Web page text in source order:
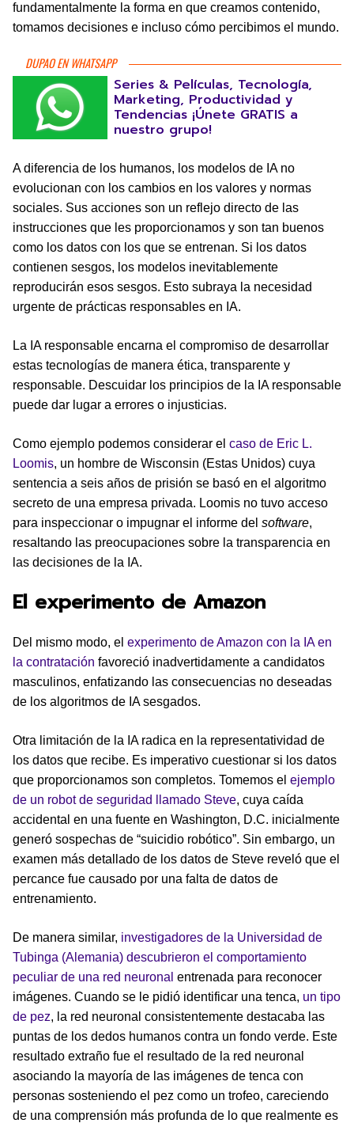
fundamentalmente la forma en que creamos contenido,
tomamos decisiones e incluso cómo percibimos el mundo.
DUPAO EN WHATSAPP
Series & Películas, Tecnología,
Marketing, Productividad y
Tendencias ¡Únete GRATIS a
nuestro grupo!
A diferencia de los humanos, los modelos de IA no
evolucionan con los cambios en los valores y normas
sociales. Sus acciones son un reflejo directo de las
instrucciones que les proporcionamos y son tan buenos
como los datos con los que se entrenan. Si los datos
contienen sesgos, los modelos inevitablemente
reproducirán esos sesgos. Esto subraya la necesidad
urgente de prácticas responsables en IA.
La IA responsable encarna el compromiso de desarrollar
estas tecnologías de manera ética, transparente y
responsable. Descuidar los principios de la IA responsable
puede dar lugar a errores o injusticias.
Como ejemplo podemos considerar el caso de Eric L.
Loomis, un hombre de Wisconsin (Estas Unidos) cuya
sentencia a seis años de prisión se basó en el algoritmo
secreto de una empresa privada. Loomis no tuvo acceso
para inspeccionar o impugnar el informe del software,
resaltando las preocupaciones sobre la transparencia en
las decisiones de la IA.
El experimento de Amazon
Del mismo modo, el experimento de Amazon con la IA en
la contratación favoreció inadvertidamente a candidatos
masculinos, enfatizando las consecuencias no deseadas
de los algoritmos de IA sesgados.
Otra limitación de la IA radica en la representatividad de
los datos que recibe. Es imperativo cuestionar si los datos
que proporcionamos son completos. Tomemos el ejemplo
de un robot de seguridad llamado Steve, cuya caída
accidental en una fuente en Washington, D.C. inicialmente
generó sospechas de “suicidio robótico”. Sin embargo, un
examen más detallado de los datos de Steve reveló que el
percance fue causado por una falta de datos de
entrenamiento.
De manera similar, investigadores de la Universidad de
Tubinga (Alemania) descubrieron el comportamiento
peculiar de una red neuronal entrenada para reconocer
imágenes. Cuando se le pidió identificar una tenca, un tipo
de pez, la red neuronal consistentemente destacaba las
puntas de los dedos humanos contra un fondo verde. Este
resultado extraño fue el resultado de la red neuronal
asociando la mayoría de las imágenes de tenca con
personas sosteniendo el pez como un trofeo, careciendo
de una comprensión más profunda de lo que realmente es